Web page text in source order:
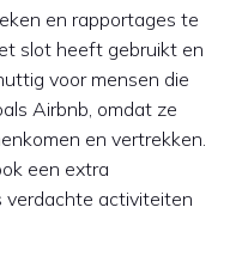
en rapportages te
slot heeft gebruikt en
voor mensen die
Airbnb, omdat ze
en vertrekken.
een extra
verdachte activiteiten